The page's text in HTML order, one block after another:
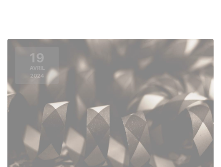
19
AVRIL
2024